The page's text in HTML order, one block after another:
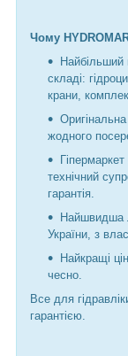
Чому
Найбільший
складі:
крани,
жодного
технічний
гарантія.
Найшвидша
України, з
Найкращі
чесно.
Все для
гарантією.